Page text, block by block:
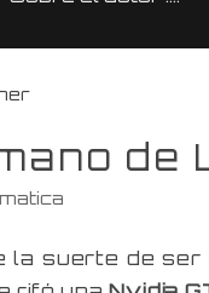
de
suerte de ser